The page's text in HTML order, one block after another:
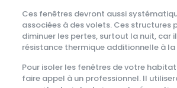
Ces fenêtres devront aussi
associées à des volets. Ces structures
diminuer les pertes, surtout la nuit, car
résistance thermique additionnelle à
Pour isoler les fenêtres de votre
faire appel à un professionnel. Il